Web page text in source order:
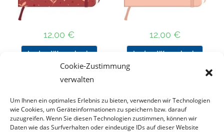
Cookie-Zustimmung
verwalten
Um Ihnen ein optimales Erlebnis zu bieten, verwenden wir Technologien
wie Cookies, um Geräteinformationen zu speichern bzw. darauf
zuzugreifen. Wenn Sie diesen Technologien zustimmen, können wir
Daten wie das Surfverhalten oder eindeutige IDs auf dieser Website
12,00 €
In den Warenkorb
12,00 €
In den Warenkorb
Nach Preis filtern
Kategorie